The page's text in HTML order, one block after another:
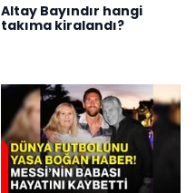
Altay Bayındır hangi
takıma kiralandı?